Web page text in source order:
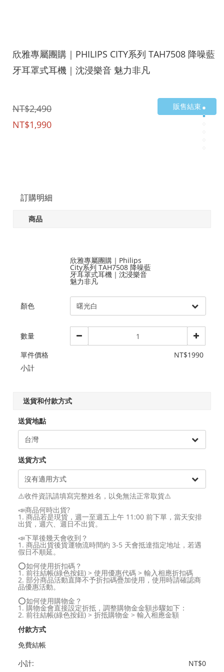
欣雅專屬團購｜PHILIPS CITY系列 TAH7508 降噪藍
牙耳罩式耳機｜沈浸樂音 魅力非凡
NT$2,490
NT$1,990
販售結束
訂購明細
商品
欣雅專屬團購｜Philips
City系列 TAH7508 降噪藍
牙耳罩式耳機｜沈浸樂音
魅力非凡
顏色
數量
單件價格
NT$1990
小計
送貨和付款方式
送貨地點
送貨方式
⚠️收件資訊請填寫完整姓名，以免無法正常取貨⚠️
📣商品何時出貨?
1. 商品若是現貨，週一至週五上午 11:00 前下單，當天安排
出貨，週六、週日不出貨。
📣下單後幾天會收到？
1. 商品出貨後貨運物流時間約 3-5 天會抵達指定地址，若遇
假日不順延。
⭕如何使用折扣碼？
1. 前往結帳(綠色按鈕) > 使用優惠代碼 > 輸入相應折扣碼
2. 部分商品活動直降不予折扣碼疊加使用，使用時請確認商
品優惠活動。
⭕如何使用購物金？
1. 購物金會直接設定折抵，調整購物金金額步驟如下：
2. 前往結帳(綠色按鈕) > 折抵購物金 > 輸入相應金額
付款方式
免費結帳
小計:
NT$0